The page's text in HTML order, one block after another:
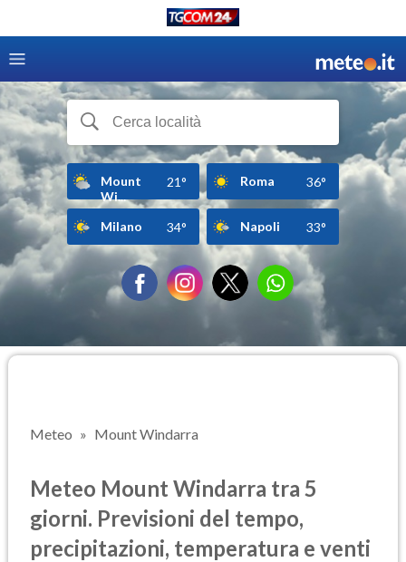
Mount
Wi...
21° Roma 36°
Milano 34° Napoli 33°
Meteo Mount Windarra
Meteo Mount Windarra tra 5
giorni. Previsioni del tempo,
precipitazioni, temperatura e venti